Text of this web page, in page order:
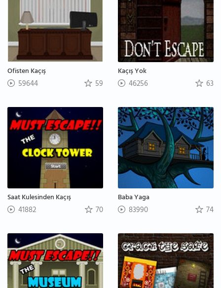
Ofisten Kaçış
59644 59
Kaçış Yok
46256 63
Saat Kulesinden Kaçış
41882 70
Baba Yaga
83990 74